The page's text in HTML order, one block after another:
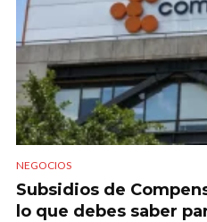
NEGOCIOS
Subsidios de
lo que debes saber